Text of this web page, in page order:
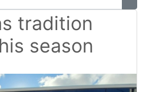
tradition
season